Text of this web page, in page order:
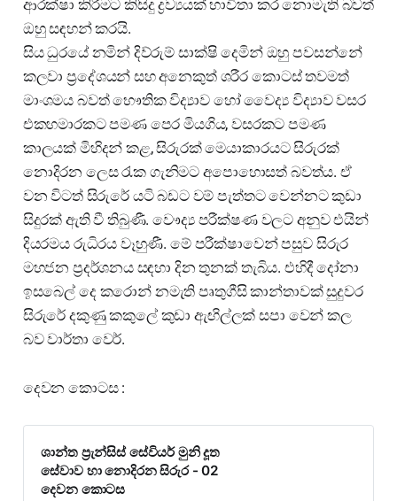
ආරක්ෂා කිරීමට කිසිදු ද්‍රව්‍යයක් භාවිතා කර නොමැති බවත්
ඔහු සඳහන් කරයි.
සිය ධුරයේ නමින් දිව්රුම් සාක්ෂි දෙමින් ඔහු පවසන්නේ
කලවා ප්‍රදේශයන් සහ අනෙකුත් ශරීර කොටස් තවමත්
මාංශමය බවත් භෞතික විද්‍යාව හෝ වෛද්‍ය විද්‍යාව වසර
එකහමාරකට පමණ පෙර මියගිය, වසරකට පමණ
කාලයක් මිහිදන් කළ, සිරුරක් මෙයාකාරයට සිරුරක්
නොදිරන ලෙස රැක ගැනිමට අපොහොසත් බවත්ය. ඒ
වන විටත් සිරුරේ යටි බඩට වම් පැත්තට වෙන්නට කුඩා
සිදුරක් ඇති වී තිබුණී. වෞද්‍ය පරීක්ෂණ වලට අනුව එයින්
දියරමය රුධිරය වෑහුණී. මේ පරීක්ෂාවෙන් පසුව සිරුර
මහජන ප්‍රදර්ශනය සඳහා දින තුනක් තැබිය. එහිදී දෝනා
ඉසබෙල් දෙ කරොන් නමැති පෘතුගීසි කාන්තාවක් සුදුවර
සිරුරේ දකුණු කකුලේ කුඩා ඇඟිල්ලක් සපා වෙන් කල
බව වාර්තා වෙර්.
දෙවන කොටස :
ශාන්ත ප්‍රැන්සිස් සේවියර් මුනි දූත
සේවාව හා නොදිරන සිරුර - 02
දෙවන කොටස